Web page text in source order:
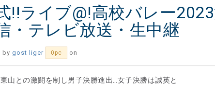
!!ライブ@!高校バレー
・テレビ放送・生中継
by gost liger 0pc on
山との激闘を制し男子決勝進出…女子決勝は誠英と